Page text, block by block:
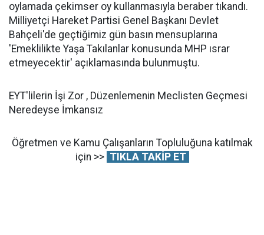
oylamada çekimser oy kullanmasıyla beraber tıkandı.
Milliyetçi Hareket Partisi Genel Başkanı Devlet
Bahçeli'de geçtiğimiz gün basın mensuplarına
'Emeklilikte Yaşa Takılanlar konusunda MHP ısrar
etmeyecektir' açıklamasında bulunmuştu.
EYT'lilerin İşi Zor , Düzenlemenin Meclisten Geçmesi
Neredeyse İmkansız
Öğretmen ve Kamu Çalışanların Topluluğuna katılmak
için >> TIKLA TAKİP ET